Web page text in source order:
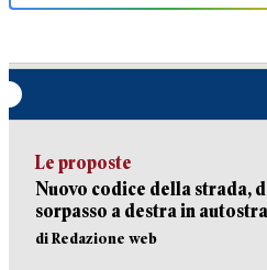
Le proposte
Nuovo codice della strada,
sorpasso a destra in
di Redazione web